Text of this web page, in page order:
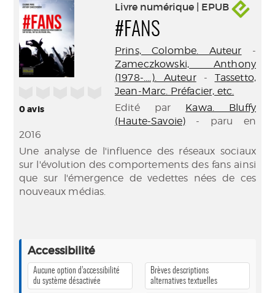
0avis
Livre numérique | EPUB
#FANS
Prins, Colombe. Auteur -
Zameczkowski, Anthony
(1978-....). Auteur- Tassetto,
Jean-Marc. Préfacier, etc.
Edité par Kawa. Bluffy
(Haute-Savoie) - paru en
2016
Une analyse de l'influence des réseaux sociaux
sur l'évolution des comportements des fans ainsi
que sur l'émergence de vedettes nées de ces
nouveaux médias.
Accessibilité
Aucune option d’accessibilité
du système désactivée
Brèves descriptions
alternatives textuelles